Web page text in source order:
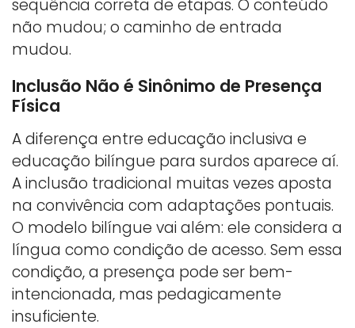
sequência correta de etapas. O conteúdo
não mudou; o caminho de entrada
mudou.
Inclusão Não é Sinônimo de Presença
Física
A diferença entre educação inclusiva e
educação bilíngue para surdos aparece aí.
A inclusão tradicional muitas vezes aposta
na convivência com adaptações pontuais.
O modelo bilíngue vai além: ele considera a
língua como condição de acesso. Sem essa
condição, a presença pode ser bem-
intencionada, mas pedagicamente
insuficiente.